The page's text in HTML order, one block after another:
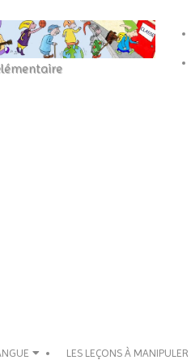
Menu
LES LEÇONS À MANIPULER